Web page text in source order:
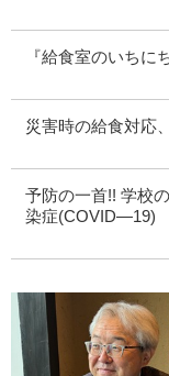
『給食室のいち
災害時の給食対応
予防の一首!! 学校
染症(COVID―19)